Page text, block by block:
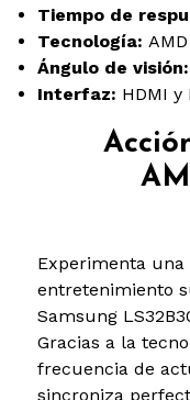
Tiempo de
Tecnología:
Ángulo de visión:
Interfaz: HDMI y
Experimenta una
entretenimiento
Samsung
Gracias a la
frecuencia de
sincroniza